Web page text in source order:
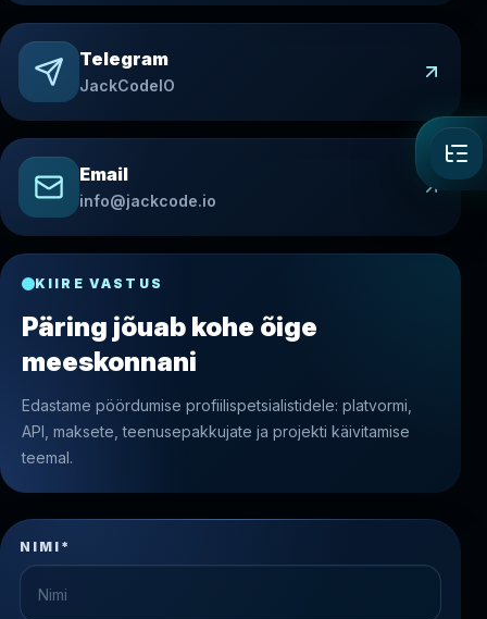
Telegram
JackCodeIO
Email
info@jackcode.io
KIIRE VASTUS
Päring jõuab kohe õige
meeskonnani
Edastame pöördumise profiilispetsialistidele: platvormi,
API, maksete, teenusepakkujate ja projekti käivitamise
teemal.
NIMI*